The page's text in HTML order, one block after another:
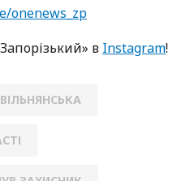
onenews_zp
в Instagram!